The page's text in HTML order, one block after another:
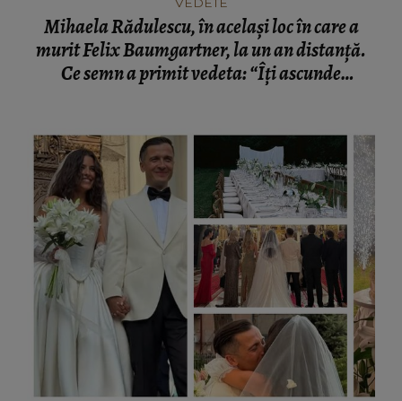
VEDETE
Mihaela Rădulescu, în același loc în care a
murit Felix Baumgartner, la un an distanță.
Ce semn a primit vedeta: “Îți ascunde